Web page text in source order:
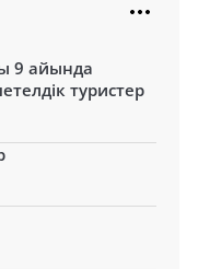
9 айында
туристер